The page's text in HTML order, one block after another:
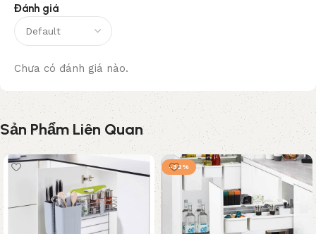
Đánh giá
Chưa có đánh giá nào.
Sản Phẩm Liên Quan
-32%